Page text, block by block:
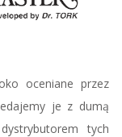
oceniane przez
je z dumą
tych